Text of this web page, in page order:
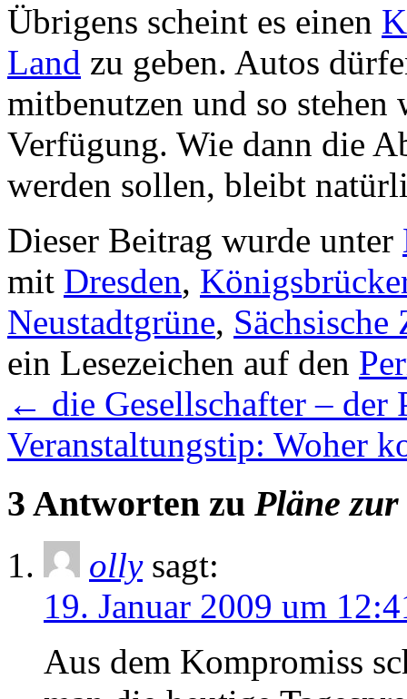
Übrigens scheint es einen
Land zu geben. Autos
mitbenutzen und so stehen
Verfügung. Wie dann die
werden sollen, bleibt
Dieser Beitrag wurde unter
mit Dresden,
Neustadtgrüne, Sächsische
ein Lesezeichen auf den
← die Gesellschafter – der
Veranstaltungstip: Woher
3 Antworten zu Pläne
olly sagt:
19. Januar 2009 um
Aus dem Kompromiss